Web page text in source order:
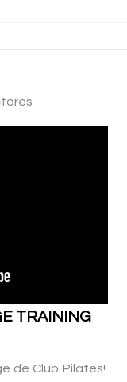
TRAINING
de Club Pilates!